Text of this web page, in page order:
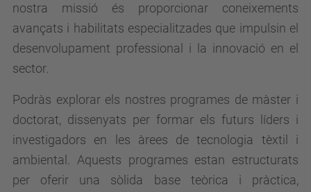
nostra missió és proporcionar coneixements
avançats i habilitats especialitzades que impulsin el
desenvolupament professional i la innovació en el
sector.
Podràs explorar els nostres programes de màster i
doctorat, dissenyats per formar els futurs líders i
investigadors en les àrees de tecnologia tèxtil i
ambiental. Aquests programes estan estructurats
per oferir una sòlida base teòrica i pràctica,